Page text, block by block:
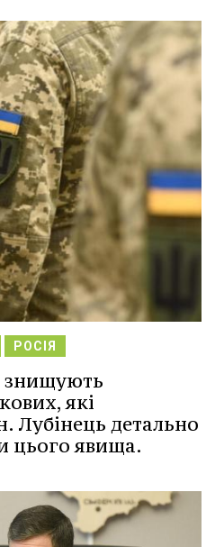
РОСІЯ
знищують
які
Лубінець детально
цього явища.